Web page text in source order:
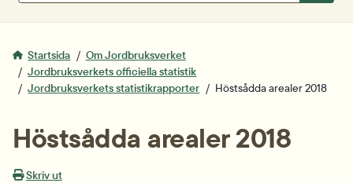
Startsida
Om Jordbruksverket
Jordbruksverkets officiella statistik
Jordbruksverkets statistikrapporter
Höstsådda arealer 2018
Höstsådda arealer 2018
Skriv ut